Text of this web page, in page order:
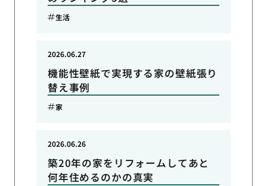
生活
機能性壁紙で実現する家の壁紙張り
替え事例
2026.06.27
家
築20年の家をリフォームしてあと
何年住めるのかの真実
2026.06.26